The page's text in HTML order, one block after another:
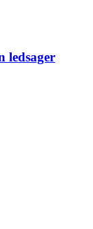
ledsager